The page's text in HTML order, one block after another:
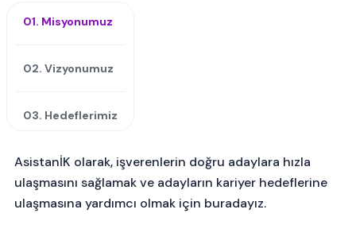
01. Misyonumuz
02. Vizyonumuz
03. Hedeflerimiz
AsistanİK olarak, işverenlerin doğru adaylara hızla
ulaşmasını sağlamak ve adayların kariyer hedeflerine
ulaşmasına yardımcı olmak için buradayız.